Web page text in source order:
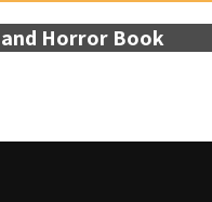
Horror Book